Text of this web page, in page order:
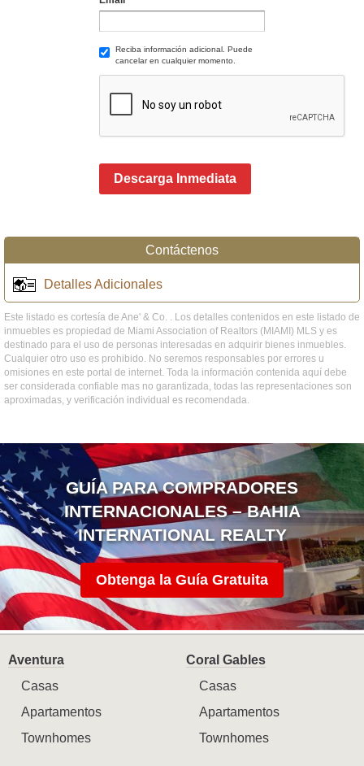
Reciba información adicional. Puede
cancelar en cualquier momento.
Descarga Inmediata
Contáctenos
Detalles Adicionales
Este listado es cortesía de Ane' & Co. . Los detalles contenidos en este listado de
inmuebles es propiedad de Miami Association of Realtors (MIAMI) MLS y es
destinado para el uso de personas interesadas en adquirir bienes inmuebles.
Cualquier otro uso es prohibido. No seremos responsables por errores u
omisiones en este portal de internet. Toda la información contenida aquí debe
ser considerada confiable mas no garantizada, todas las representaciones son
aproximadas, y verificación individual es recomendada.
GUÍA PARA COMPRADORES
INTERNACIONALES – BAHIA
INTERNATIONAL REALTY
Obtenga la Guía Gratuita
Aventura
Casas
Apartamentos
Townhomes
Coral Gables
Casas
Apartamentos
Townhomes